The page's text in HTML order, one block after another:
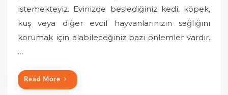
e
o
istemekteyiz. Evinizde beslediğiniz kedi, köpek,
kuş veya diğer evcil hayvanlarınızın sağlığını
korumak için alabileceğiniz bazı önlemler vardır.
…
Read More